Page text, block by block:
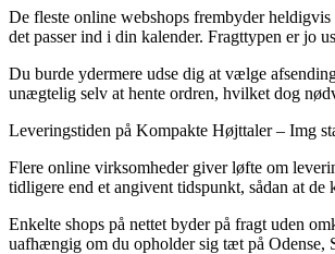
De fleste online webshops frembyder
det passer ind i din kalender. Fragttypen er jo
Du burde ydermere udse dig at vælge
unægtelig selv at hente ordren, hvilket dog
Leveringstiden på Kompakte Højttaler – Img
Flere online virksomheder giver løfte om
tidligere end et angivent tidspunkt, sådan at de
Enkelte shops på nettet byder på fragt uden
uafhængig om du opholder sig tæt på Odense,